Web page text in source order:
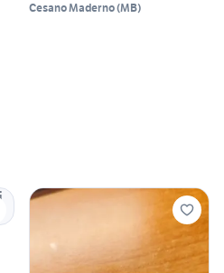
Cesano Maderno(MB)